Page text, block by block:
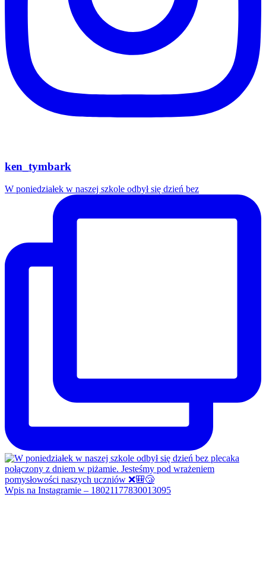
ken_tymbark
W poniedziałek w naszej szkole odbył się dzień bez
Wpis na Instagramie – 18021177830013095